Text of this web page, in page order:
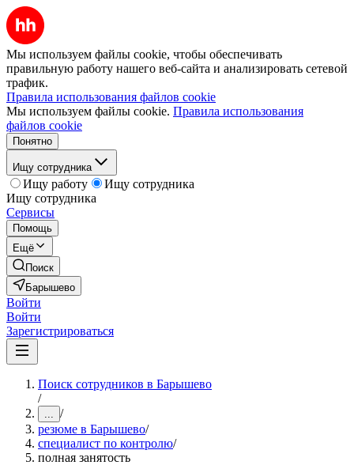
Мы используем файлы cookie, чтобы обеспечивать
правильную работу нашего веб-сайта и анализировать сетевой
трафик.
Правила использования файлов cookie
Мы используем файлы cookie. Правила использования
файлов cookie
Понятно
Ищу сотрудника
Ищу работу
Ищу сотрудника
Ищу сотрудника
Сервисы
Помощь
Ещё
Поиск
Барышево
Войти
Войти
Зарегистрироваться
Поиск сотрудников в Барышево
/
... /
резюме в Барышево/
специалист по контролю/
полная занятость